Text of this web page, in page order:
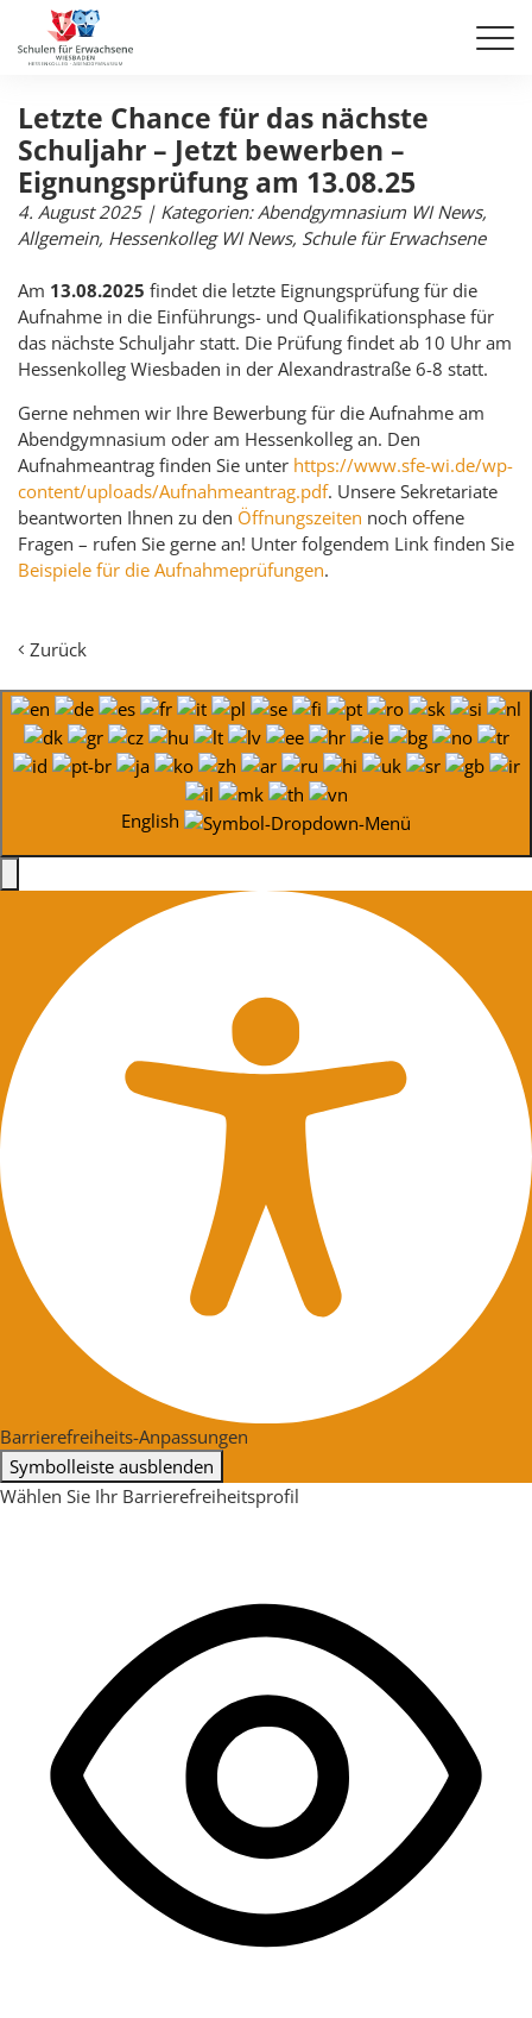
Letzte Chance für das nächste
Schuljahr – Jetzt bewerben –
Eignungsprüfung am 13.08.25
4. August 2025| Kategorien: Abendgymnasium WI News,
Allgemein, Hessenkolleg WI News, Schule für Erwachsene
Am 13.08.2025 findet die letzte Eignungsprüfung für die
Aufnahme in die Einführungs- und Qualifikationsphase für
das nächste Schuljahr statt. Die Prüfung findet ab 10 Uhr am
Hessenkolleg Wiesbaden in der Alexandrastraße 6-8 statt.
Gerne nehmen wir Ihre Bewerbung für die Aufnahme am
Abendgymnasium oder am Hessenkolleg an. Den
Aufnahmeantrag finden Sie unter https://www.sfe-wi.de/wp-
content/uploads/Aufnahmeantrag.pdf. Unsere Sekretariate
beantworten Ihnen zu den Öffnungszeiten noch offene
Fragen – rufen Sie gerne an! Unter folgendem Link finden Sie
Beispiele für die Aufnahmeprüfungen.
Zurück
English
Barrierefreiheits-Anpassungen
Symbolleiste ausblenden
Wählen Sie Ihr Barrierefreiheitsprofil